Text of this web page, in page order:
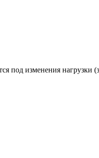
под изменения нагрузки